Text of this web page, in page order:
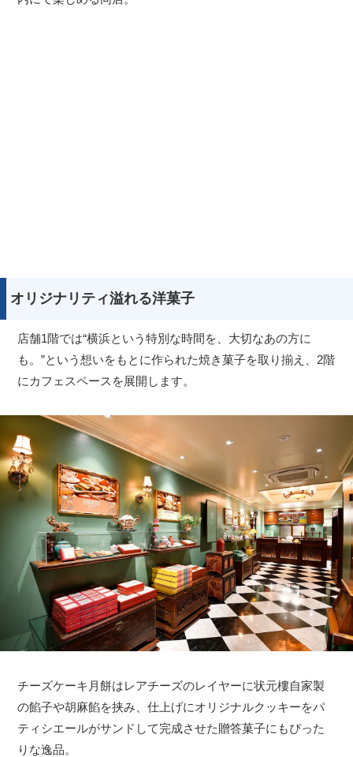
オリジナリティ溢れる洋菓子
店舗1階では“横浜という特別な時間を、大切なあの方に
も。”という想いをもとに作られた焼き菓子を取り揃え、2階
にカフェスペースを展開します。
チーズケーキ月餅はレアチーズのレイヤーに状元樓自家製
の餡子や胡麻餡を挟み、仕上げにオリジナルクッキーをパ
ティシエールがサンドして完成させた贈答菓子にもぴった
りな逸品。